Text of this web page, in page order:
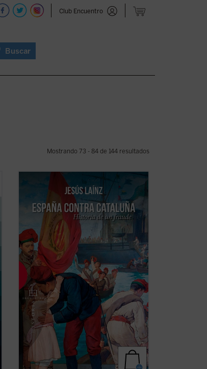
Club Encuentro
Buscar
Mostrando 73 - 84 de 144 resultados
No había pasado una semana de la
derrota de Cavite cuandoLa Veu de
Catalunyaafirmó que los catalanes
«estamos clavados a una barca que hace
agua; si queremos salvarnos hemos de
aflojar las ataduras».
Un siglo largo después, Oriol ... (ver ficha)